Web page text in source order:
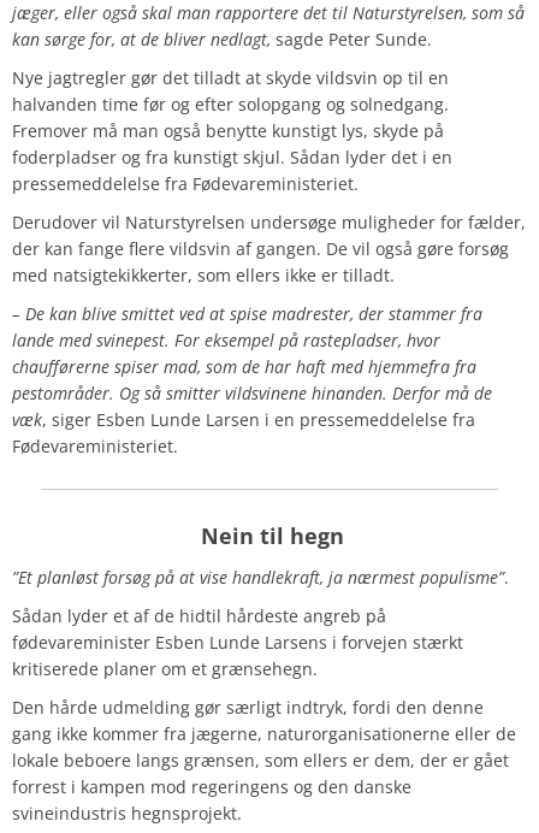
jæger, eller også skal man rapportere det til Naturstyrelsen, som så
kan sørge for, at de bliver nedlagt, sagde Peter Sunde.
Nye jagtregler gør det tilladt at skyde vildsvin op til en
halvanden time før og efter solopgang og solnedgang.
Fremover må man også benytte kunstigt lys, skyde på
foderpladser og fra kunstigt skjul. Sådan lyder det i en
pressemeddelelse fra Fødevareministeriet.
Derudover vil Naturstyrelsen undersøge muligheder for fælder,
der kan fange flere vildsvin af gangen. De vil også gøre forsøg
med natsigtekikkerter, som ellers ikke er tilladt.
– De kan blive smittet ved at spise madrester, der stammer fra
lande med svinepest. For eksempel på rastepladser, hvor
chaufførerne spiser mad, som de har haft med hjemmefra fra
pestområder. Og så smitter vildsvinene hinanden. Derfor må de
væk, siger Esben Lunde Larsen i en pressemeddelelse fra
Fødevareministeriet.
Nein til hegn
”Et planløst forsøg på at vise handlekraft, ja nærmest populisme”.
Sådan lyder et af de hidtil hårdeste angreb på
fødevareminister Esben Lunde Larsens i forvejen stærkt
kritiserede planer om et grænsehegn.
Den hårde udmelding gør særligt indtryk, fordi den denne
gang ikke kommer fra jægerne, naturorganisationerne eller de
lokale beboere langs grænsen, som ellers er dem, der er gået
forrest i kampen mod regeringens og den danske
svineindustris hegnsprojekt.